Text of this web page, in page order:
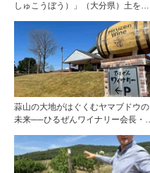
しゅこうぼう）」（大分県）土を作
ワインに実を結ぶ
蒜山の大地がはぐくむヤマブドウの
未来──ひるぜんワイナリー会長・植